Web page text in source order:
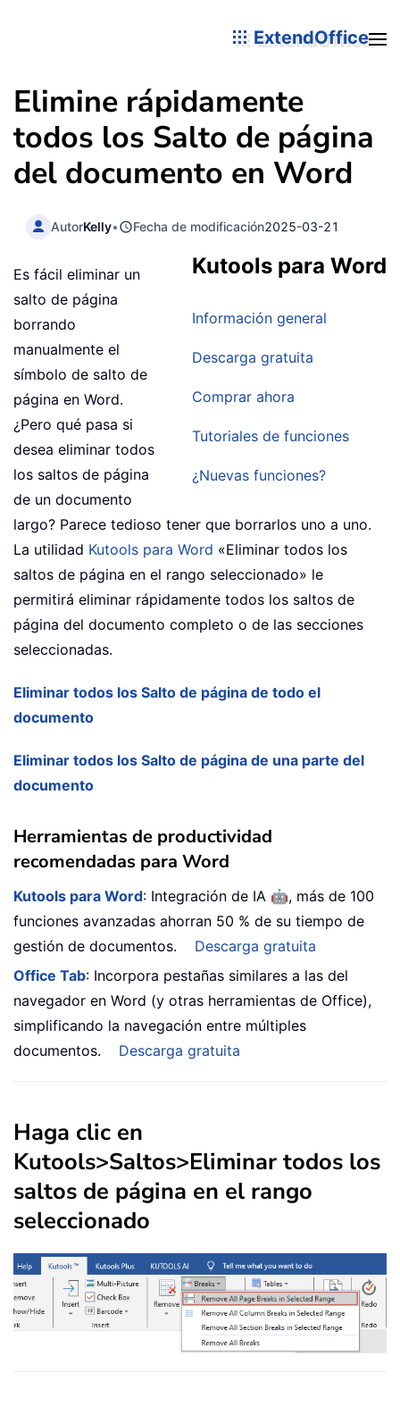
ExtendOffice
Elimine rápidamente
todos los Salto de página
del documento en Word
AutorKelly• Fecha de modificación2025-03-21
Kutools para Word
Información general
Descarga gratuita
Comprar ahora
Tutoriales de funciones
¿Nuevas funciones?
Es fácil eliminar un
salto de página
borrando
manualmente el
símbolo de salto de
página en Word.
¿Pero qué pasa si
desea eliminar todos
los saltos de página
de un documento
largo? Parece tedioso tener que borrarlos uno a uno.
La utilidad Kutools para Word «Eliminar todos los
saltos de página en el rango seleccionado» le
permitirá eliminar rápidamente todos los saltos de
página del documento completo o de las secciones
seleccionadas.
Eliminar todos los Salto de página de todo el
documento
Eliminar todos los Salto de página de una parte del
documento
Herramientas de productividad
recomendadas para Word
Kutools para Word: Integración de IA 🤖, más de 100
funciones avanzadas ahorran 50 % de su tiempo de
gestión de documentos.
Descarga gratuita
Office Tab: Incorpora pestañas similares a las del
navegador en Word (y otras herramientas de Office),
simplificando la navegación entre múltiples
documentos.
Descarga gratuita
Haga clic en
Kutools>Saltos>Eliminar todos los
saltos de página en el rango
seleccionado